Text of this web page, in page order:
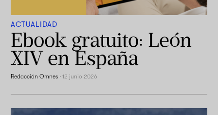
ACTUALIDAD
Ebook gratuito: León
XIV en España
Redacción Omnes ·12 junio 2026